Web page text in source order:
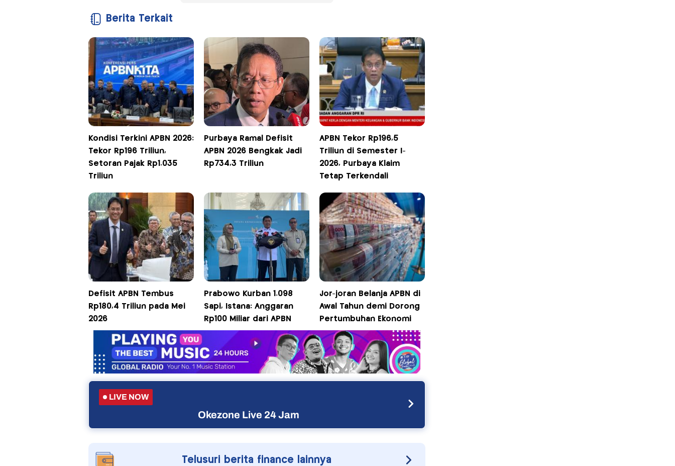
Berita Terkait
Kondisi Terkini APBN 2026:
Tekor Rp196 Triliun,
Setoran Pajak Rp1.035
Triliun
Purbaya Ramal Defisit
APBN 2026 Bengkak Jadi
Rp734,3 Triliun
APBN Tekor Rp196,5
Triliun di Semester I-
2026, Purbaya Klaim
Tetap Terkendali
Defisit APBN Tembus
Rp180,4 Triliun pada Mei
2026
Prabowo Kurban 1.098
Sapi, Istana: Anggaran
Rp100 Miliar dari APBN
Jor-joran Belanja APBN di
Awal Tahun demi Dorong
Pertumbuhan Ekonomi
LIVE NOW
Okezone Live 24 Jam
Telusuri berita finance lainnya